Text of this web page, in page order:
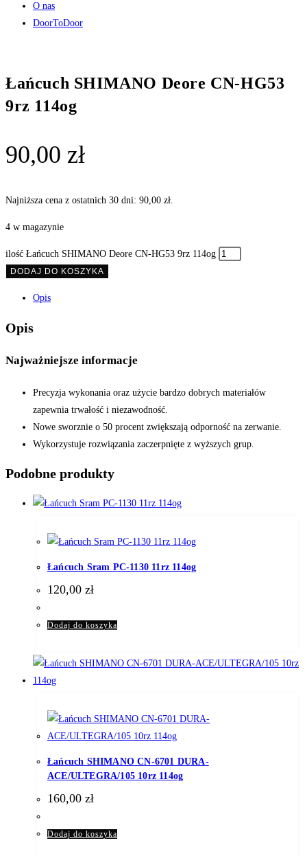
O nas
DoorToDoor
Łańcuch SHIMANO Deore CN-HG53
9rz 114og
90,00 zł
Najniższa cena z ostatnich 30 dni: 90,00 zł
4 w magazynie
ilość Łańcuch SHIMANO Deore CN-HG53 9rz 114og
DODAJ DO KOSZYKA
Opis
Opis
Najważniejsze informacje
Precyzja wykonania oraz użycie bardzo dobrych materiałów
zapewnia trwałość i niezawodność.
Nowe sworznie o 50 procent zwiększają odporność na zerwanie.
Wykorzystuje rozwiązania zaczerpnięte z wyższych grup.
Podobne produkty
Łańcuch Sram PC-1130 11rz 114og
120,00 zł
Dodaj do koszyka
Łańcuch SHIMANO CN-6701 DURA-
ACE/ULTEGRA/105 10rz 114og
160,00 zł
Dodaj do koszyka